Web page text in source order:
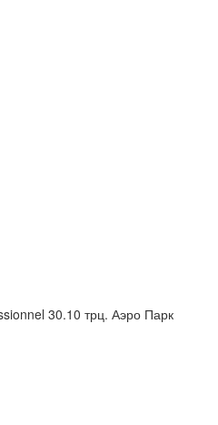
30.10 трц. Аэро Парк